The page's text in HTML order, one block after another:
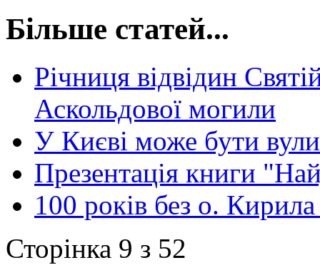
Більше статей...
Річниця відвідин
Аскольдової могили
У Києві може бути
Презентація книги
100 років без о.
Сторінка 9 з 52